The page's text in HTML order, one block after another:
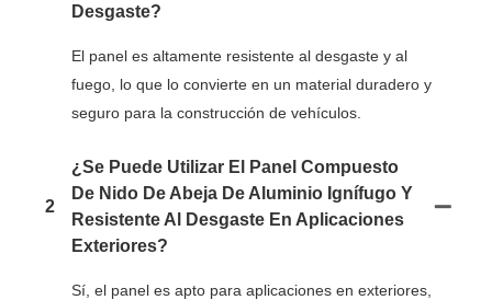
Desgaste?
El panel es altamente resistente al desgaste y al
fuego, lo que lo convierte en un material duradero y
seguro para la construcción de vehículos.
2
¿Se Puede Utilizar El Panel Compuesto
De Nido De Abeja De Aluminio Ignífugo Y
Resistente Al Desgaste En Aplicaciones
Exteriores?
Sí, el panel es apto para aplicaciones en exteriores,